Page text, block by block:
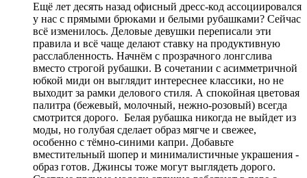
Ещё лет десять назад офисный дресс-код ассоциировался
у нас с прямыми брюками и белыми рубашками? Сейчас
всё изменилось. Деловые девушки переписали эти
правила и всё чаще делают ставку на продуктивную
расслабленность. Начнём с прозрачного лонгслива
вместо строгой рубашки. В сочетании с асимметричной
юбкой миди он выглядит интереснее классики, но не
выходит за рамки делового стиля. А спокойная цветовая
палитра (бежевый, молочный, нежно-розовый) всегда
смотрится дорого. Белая рубашка никогда не выйдет из
моды, но голубая сделает образ мягче и свежее,
особенно с тёмно-синими капри. Добавьте
вместительный шопер и минималистичные украшения -
образ готов. Джинсы тоже могут выглядеть дорого.